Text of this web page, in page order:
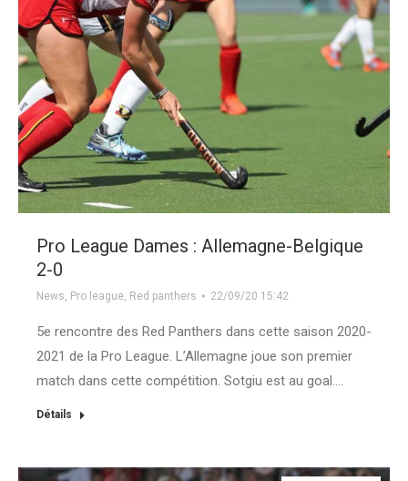
Pro League Dames : Allemagne-Belgique
2-0
News, Pro league, Red panthers 22/09/20 15:42
5e rencontre des Red Panthers dans cette saison 2020-
2021 de la Pro League. L’Allemagne joue son premier
match dans cette compétition. Sotgiu est au goal.…
Détails